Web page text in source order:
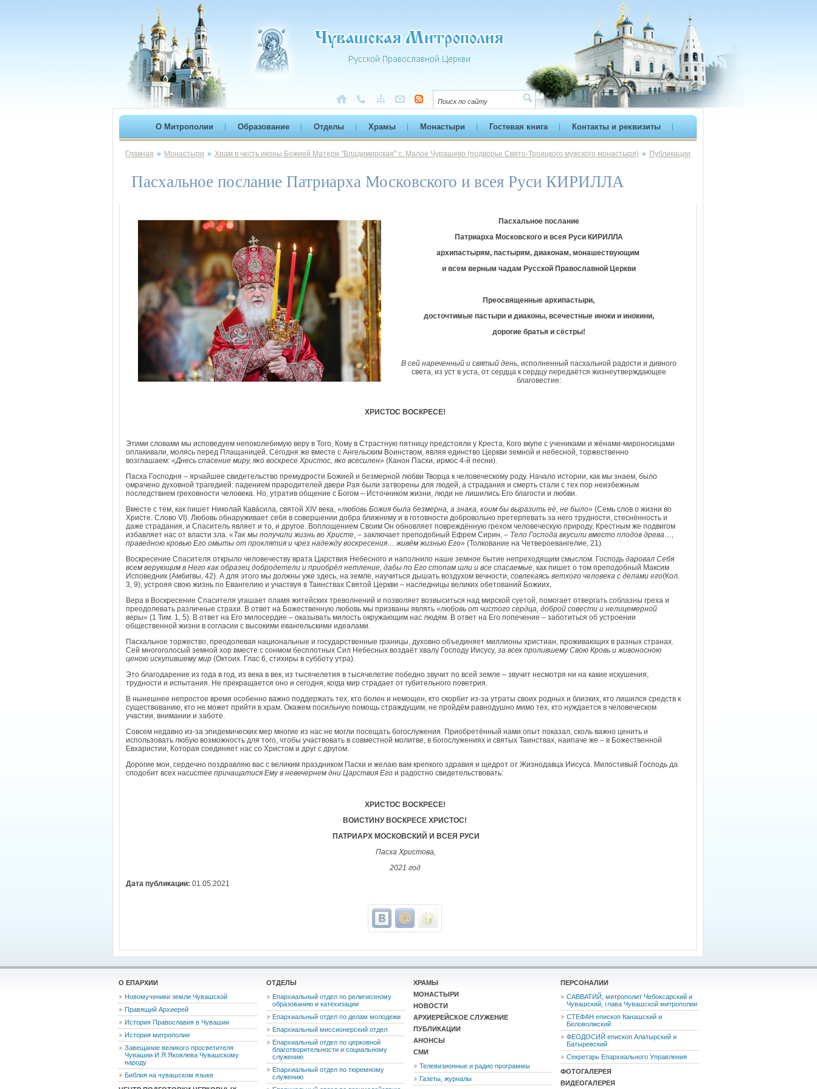
О Митрополии Образование Отделы Храмы Монастыри Гостевая книга Контакты и реквизиты
Главная » Монастыри » Храм в честь иконы Божией Матери "Владимирская" с. Малое Чурашево (подворье Свято-Троицкого мужского монастыря) » Публикации
Пасхальное послание Патриарха Московского и всея Руси КИРИЛЛА
Пасхальное послание
Патриарха Московского и всея Руси КИРИЛЛА
архипастырям, пастырям, диаконам, монашествующим
и всем верным чадам Русской Православной Церкви
Преосвященные архипастыри,
досточтимые пастыри и диаконы, всечестные иноки и инокини,
дорогие братья и сёстры!
В сей нареченный и святый день, исполненный пасхальной радости и дивного
света, из уст в уста, от сердца к сердцу передаётся жизнеутверждающее
благовестие:
ХРИСТОС ВОСКРЕСЕ!
Этими словами мы исповедуем непоколебимую веру в Того, Кому в Страстную пятницу предстояли у Креста, Кого вкупе с учениками и жёнами-мироносицами
оплакивали, молясь перед Плащаницей. Сегодня же вместе с Ангельским Воинством, являя единство Церкви земной и небесной, торжественно
возглашаем: «Днесь спасение миру, яко воскресе Христос, яко всесилен» (Канон Пасхи, ирмос 4-й песни).
Пасха Господня – ярчайшее свидетельство премудрости Божией и безмерной любви Творца к человеческому роду. Начало истории, как мы знаем, было
омрачено духовной трагедией: падением прародителей двери Рая были затворены для людей, а страдания и смерть стали с тех пор неизбежным
последствием греховности человека. Но, утратив общение с Богом – Источником жизни, люди не лишились Его благости и любви.
Вместе с тем, как пишет Николай Кавáсила, святой XIV века, «любовь Божия была безмерна, а знака, коим бы выразить её, не было» (Семь слов о жизни во
Христе. Слово VI). Любовь обнаруживает себя в совершении добра ближнему и в готовности добровольно претерпевать за него трудности, стеснённость и
даже страдания, и Спаситель являет и то, и другое. Воплощением Своим Он обновляет повреждённую грехом человеческую природу, Крестным же подвигом
избавляет нас от власти зла. «Так мы получили жизнь во Христе, – заключает преподобный Ефрем Сирин, – Тело Господа вкусили вместо плодов древа…,
праведною кровью Его омыты от проклятия и чрез надежду воскресения… живём жизнью Его» (Толкование на Четвероевангелие, 21).
Воскресение Спасителя открыло человечеству врата Царствия Небесного и наполнило наше земное бытие непреходящим смыслом. Господь даровал Себя
всем верующим в Него как образец добродетели и приобрёл нетление, дабы по Его стопам шли и все спасаемые, как пишет о том преподобный Максим
Исповедник (Амбигвы, 42). А для этого мы должны уже здесь, на земле, научиться дышать воздухом вечности, совлекаясь ветхого человека с делами его(Кол.
3, 9), устрояя свою жизнь по Евангелию и участвуя в Таинствах Святой Церкви – наследницы великих обетований Божиих.
Вера в Воскресение Спасителя угашает пламя житейских треволнений и позволяет возвыситься над мирской суетой, помогает отвергать соблазны греха и
преодолевать различные страхи. В ответ на Божественную любовь мы призваны являть «любовь от чистого сердца, доброй совести и нелицемерной
веры» (1 Тим. 1, 5). В ответ на Его милосердие – оказывать милость окружающим нас людям. В ответ на Его попечение – заботиться об устроении
общественной жизни в согласии с высокими евангельскими идеалами.
Пасхальное торжество, преодолевая национальные и государственные границы, духовно объединяет миллионы христиан, проживающих в разных странах.
Сей многоголосый земной хор вместе с сонмом бесплотных Сил Небесных воздаёт хвалу Господу Иисусу, за всех пролившему Свою Кровь и живоносною
ценою искупившему мир (Октоих. Глас 6, стихиры в субботу утра).
Это благодарение из года в год, из века в век, из тысячелетия в тысячелетие победно звучит по всей земле – звучит несмотря ни на какие искушения,
трудности и испытания. Не прекращается оно и сегодня, когда мир страдает от губительного поветрия.
В нынешнее непростое время особенно важно поддержать тех, кто болен и немощен, кто скорбит из-за утраты своих родных и близких, кто лишился средств к
существованию, кто не может прийти в храм. Окажем посильную помощь страждущим, не пройдём равнодушно мимо тех, кто нуждается в человеческом
участии, внимании и заботе.
Совсем недавно из-за эпидемических мер многие из нас не могли посещать богослужения. Приобретённый нами опыт показал, сколь важно ценить и
использовать любую возможность для того, чтобы участвовать в совместной молитве, в богослужениях и святых Таинствах, наипаче же – в Божественной
Евхаристии, Которая соединяет нас со Христом и друг с другом.
Дорогие мои, сердечно поздравляю вас с великим праздником Пасхи и желаю вам крепкого здравия и щедрот от Жизнодавца Иисуса. Милостивый Господь да
сподобит всех насистее причащатися Ему в невечернем дни Царствия Его и радостно свидетельствовать:
ХРИСТОС ВОСКРЕСЕ!
ВОИСТИНУ ВОСКРЕСЕ ХРИСТОС!
ПАТРИАРХ МОСКОВСКИЙ И ВСЕЯ РУСИ
Пасха Христова,
2021 год
Дата публикации: 01.05.2021
О ЕПАРХИИ
Новомученики земли Чувашской
Правящий Архиерей
История Православия в Чувашии
История митрополии
Завещание великого просветителя
Чувашии И.Я.Яковлева Чувашскому
народу
Библия на чувашском языке
ОТДЕЛЫ
Епархиальный отдел по религиозному
образованию и катехизации
Епархиальный отдел по делам молодежи
Епархиальный миссионерский отдел
Епархиальный отдел по церковной
благотворительности и социальному
служению
Епархиальный отдел по тюремному
служению
ХРАМЫ
МОНАСТЫРИ
НОВОСТИ
АРХИЕРЕЙСКОЕ СЛУЖЕНИЕ
ПУБЛИКАЦИИ
АНОНСЫ
СМИ
Телевизионные и радио программы
Газеты, журналы
ПЕРСОНАЛИИ
САВВАТИЙ, митрополит Чебоксарский и
Чувашский, глава Чувашской митрополии
СТЕФАН епископ Канашский и
Беловолжский
ФЕОДОCИЙ епископ Алатырский и
Батыревский
Секретарь Епархиального Управления
ФОТОГАЛЕРЕЯ
ВИДЕОГАЛЕРЕЯ